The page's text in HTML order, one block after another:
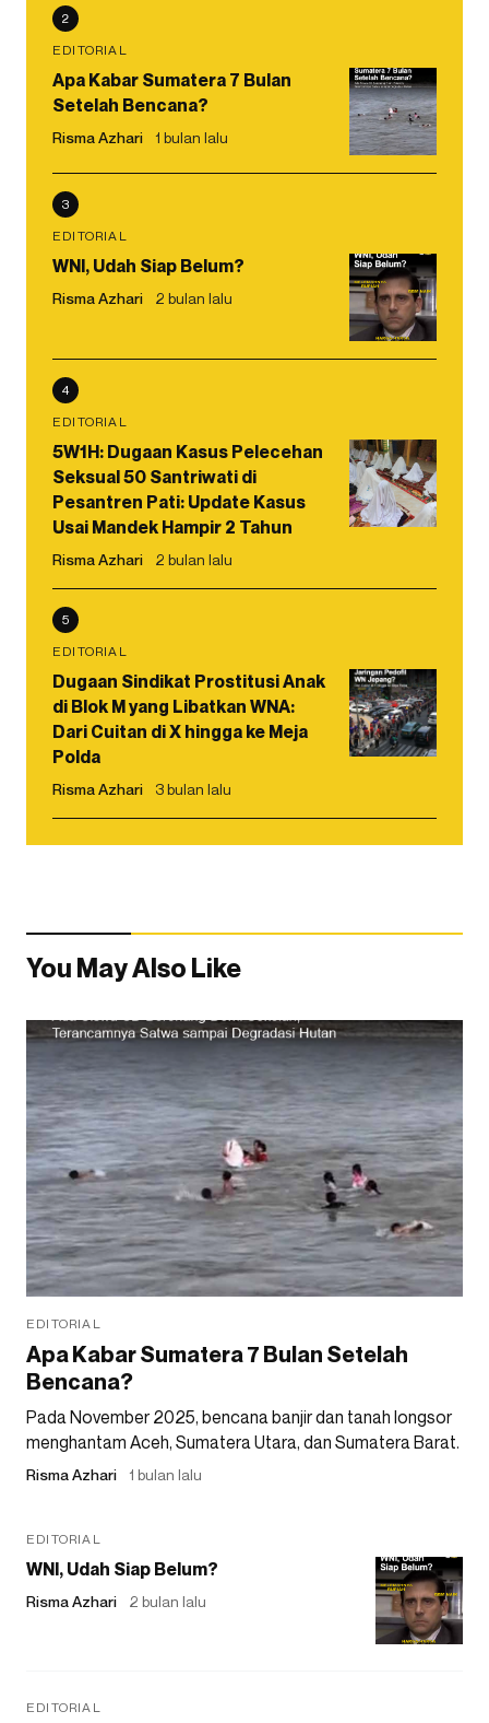
2
EDITORIAL
Apa Kabar Sumatera 7 Bulan
Setelah Bencana?
Risma Azhari 1 bulan lalu
3
EDITORIAL
WNI, Udah Siap Belum?
Risma Azhari 2 bulan lalu
4
EDITORIAL
5W1H: Dugaan Kasus Pelecehan
Seksual 50 Santriwati di
Pesantren Pati: Update Kasus
Usai Mandek Hampir 2 Tahun
Risma Azhari 2 bulan lalu
5
EDITORIAL
Dugaan Sindikat Prostitusi Anak
di Blok M yang Libatkan WNA:
Dari Cuitan di X hingga ke Meja
Polda
Risma Azhari 3 bulan lalu
You May Also Like
EDITORIAL
Apa Kabar Sumatera 7 Bulan Setelah
Bencana?
Pada November 2025, bencana banjir dan tanah longsor
menghantam Aceh, Sumatera Utara, dan Sumatera Barat.
Risma Azhari 1 bulan lalu
EDITORIAL
WNI, Udah Siap Belum?
Risma Azhari 2 bulan lalu
EDITORIAL